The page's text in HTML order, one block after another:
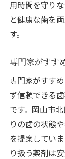
用時間を守り
と健康な歯を
す。
専門家がすす
専門家がすす
ず信頼できる
です。岡山市
りの歯の状態
を提案してい
り扱う薬剤は